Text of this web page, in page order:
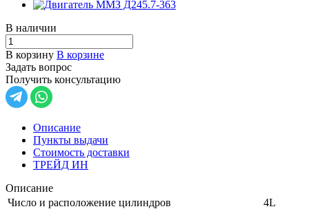
В наличии
В корзину В корзине
Задать вопрос
Получить консультацию
Описание
Пункты выдачи
Стоимость доставки
ТРЕЙД ИН
Описание
Число и расположение цилиндров
4L